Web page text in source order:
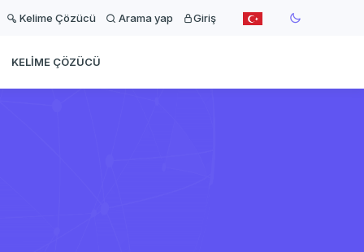
Kelime Çözücü Arama yap Giriş
KELIME ÇÖZÜCÜ